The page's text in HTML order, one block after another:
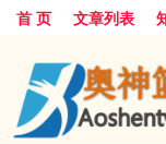
首 页 文章列表